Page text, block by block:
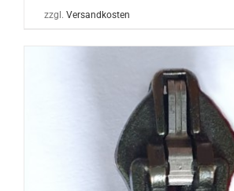
zzgl. Versandkosten